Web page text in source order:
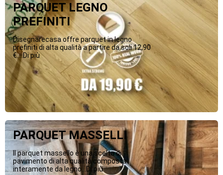
PARQUET LEGNO
PREFINITI
Disegnarecasa offre parquet in legno
prefiniti di alta qualità a partire da soli 12,90
€....Di più
PARQUET MASSELLI
Il parquet massello è una scelta di
pavimento di alta qualità composta
interamente da legno...Di più